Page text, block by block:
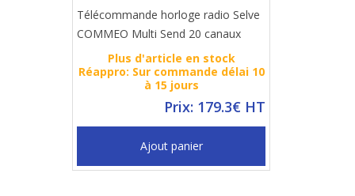
Télécommande horloge radio Selve
COMMEO Multi Send 20 canaux
Plus d'article en stock
Réappro: Sur commande délai 10
à 15 jours
Prix: 179.3€ HT
Ajout panier